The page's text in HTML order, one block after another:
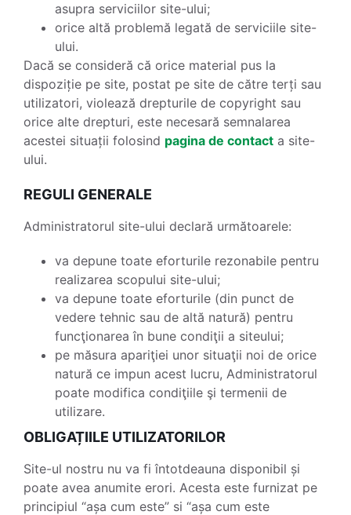
asupra serviciilor site-ului;
orice altă problemă legată de serviciile site-
ului.
Dacă se consideră că orice material pus la
dispoziție pe site, postat pe site de către terți sau
utilizatori, violează drepturile de copyright sau
orice alte drepturi, este necesară semnalarea
acestei situații folosind pagina de contact a site-
ului.
REGULI GENERALE
Administratorul site-ului declară următoarele:
va depune toate eforturile rezonabile pentru
realizarea scopului site-ului;
va depune toate eforturile (din punct de
vedere tehnic sau de altă natură) pentru
funcţionarea în bune condiţii a siteului;
pe măsura apariţiei unor situaţii noi de orice
natură ce impun acest lucru, Administratorul
poate modifica condiţiile şi termenii de
utilizare.
OBLIGAȚIILE UTILIZATORILOR
Site-ul nostru nu va fi întotdeauna disponibil și
poate avea anumite erori. Acesta este furnizat pe
principiul “așa cum este” si “așa cum este